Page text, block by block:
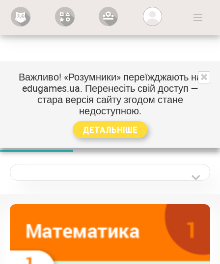
Важливо! «Розумники» переїжджають на
edugames.ua. Перенесіть свій доступ —
стара версія сайту згодом стане
недоступною.
ДЕТАЛЬНІШЕ
Тематичний каталог
Виберіть предмет і клас, щоб побачити перелік
тем
Українська мова Я досліджую світ